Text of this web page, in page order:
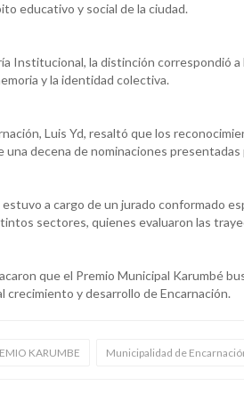
educativo y social de la ciudad.
Institucional, la distinción correspondió
y la identidad colectiva.
Luis Yd, resaltó que los
una decena de nominaciones presentadas
estuvo a cargo de un jurado conformado
sectores, quienes evaluaron las
que el Premio Municipal Karumbé
crecimiento y desarrollo de Encarnación.
KARUMBE Municipalidad de